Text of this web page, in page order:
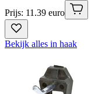
Prijs: 11.39 euro
Bekijk alles in haak